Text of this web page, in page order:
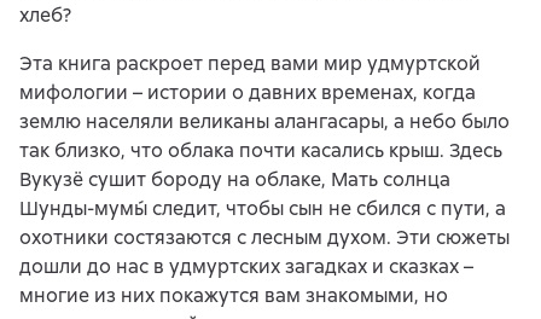
хлеб?
Эта книга раскроет перед вами мир удмуртской
мифологии – истории о давних временах, когда
землю населяли великаны алангасары, а небо было
так близко, что облака почти касались крыш. Здесь
Вукузё сушит бороду на облаке, Мать солнца
Шунды-мумы́ следит, чтобы сын не сбился с пути, а
охотники состязаются с лесным духом. Эти сюжеты
дошли до нас в удмуртских загадках и сказках –
многие из них покажутся вам знакомыми, но